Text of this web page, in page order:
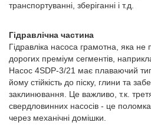
транспортуванні, зберіганні і т.д.
Гідравлічна частина
Гідравліка насоса грамотна, яка не
дорогих преміум сегментів,
Насос 4SDP-3/21 має плаваючий
йому стійкість до піску, глини та
заклинювання. Це важливо, т.к.
свердловинних насосів - це поломка
через механічні домішки.